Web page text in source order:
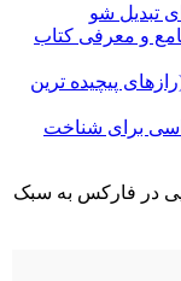
تبدیل شو
و معرفی کتاب
پیچیده ترین
برای شناخت
در فارکس به سبک